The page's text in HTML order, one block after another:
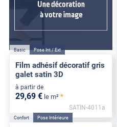
Basic Pose Int / Ext
Film adhésif décoratif gris
galet satin 3D
à partir de
29,69 € le m² *
SATIN-4011a
Confort Pose Intérieure